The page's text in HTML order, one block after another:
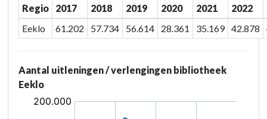
Regio
2017 2018 2019 2020 2021 2022
Eeklo
61.202 57.734 56.614 28.361 35.169 42.878
Aantal uitleningen / verlengingen bibliotheek
Eeklo